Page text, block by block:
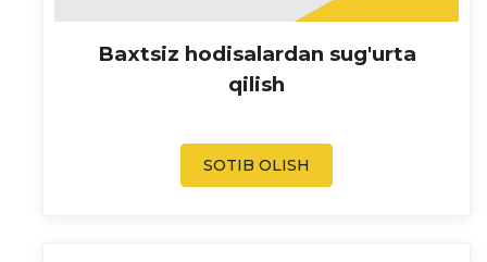
Baxtsiz hodisalardan sug'urta
qilish
SOTIB OLISH